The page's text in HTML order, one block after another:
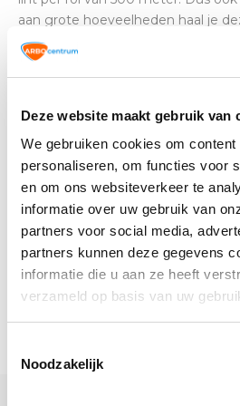
Deze website maakt gebruik van
We gebruiken cookies om
personaliseren, om functies voor
en om ons websiteverkeer te
informatie over uw gebruik van
partners voor social media,
partners kunnen deze gegevens
informatie die u aan ze heeft
verzameld op basis van uw
Noodzakelijk
aan grote hoeveelheden haal je
scherpe kosten in huis..
Altijd op de hoogte
laatste nieuwtjes,
Schrijf je in voor onze